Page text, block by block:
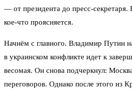
— от президента до пресс-
кое-что проясняется.
Начнём с главного. Владимир Путин
в украинском конфликте идет к
весомая. Он снова подчеркнул:
переговоров. Однако после этого из